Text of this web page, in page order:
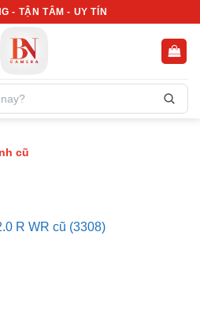
- TẬN TÂM - UY TÍN
cũ